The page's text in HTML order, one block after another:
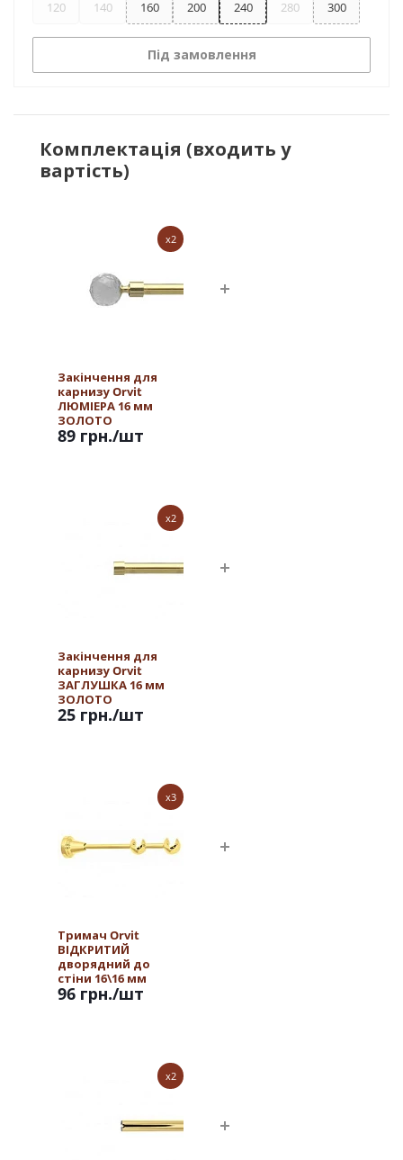
120 140 160 200 240 280 300
Під замовлення
Комплектація (входить у
вартість)
x2
Закінчення для
карнизу Orvit
ЛЮМІЕРА 16 мм
ЗОЛОТО
89 грн./шт
x2
Закінчення для
карнизу Orvit
ЗАГЛУШКА 16 мм
ЗОЛОТО
25 грн./шт
x3
Тримач Orvit
ВІДКРИТИЙ
дворядний до
стіни 16\16 мм
ЗОЛОТО
96 грн./шт
x2